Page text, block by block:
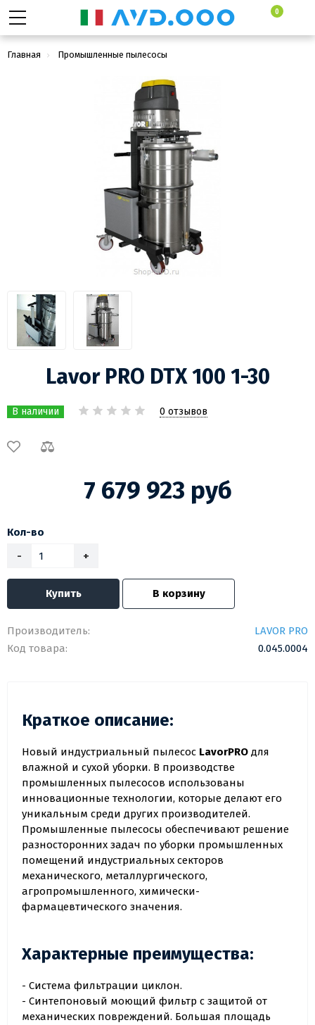
0
Главная
Промышленные пылесосы
Lavor PRO DTX 100 1-30
В наличии 0 отзывов
7 679 923 руб
Кол-во
-
+
Купить В корзину
Производитель:
LAVOR PRO
Код товара:
0.045.0004
Краткое описание:
Новый индустриальный пылесос LavorPRO для
влажной и сухой уборки. В производстве
промышленных пылесосов использованы
инновационные технологии, которые делают его
уникальным среди других производителей.
Промышленные пылесосы обеспечивают решение
разносторонних задач по уборки промышленных
помещений индустриальных секторов
механического, металлургического,
агропромышленного, химически-
фармацевтического значения.
Характерные преимущества:
- Система фильтрации циклон.
- Синтепоновый моющий фильтр с защитой от
механических повреждений. Большая площадь